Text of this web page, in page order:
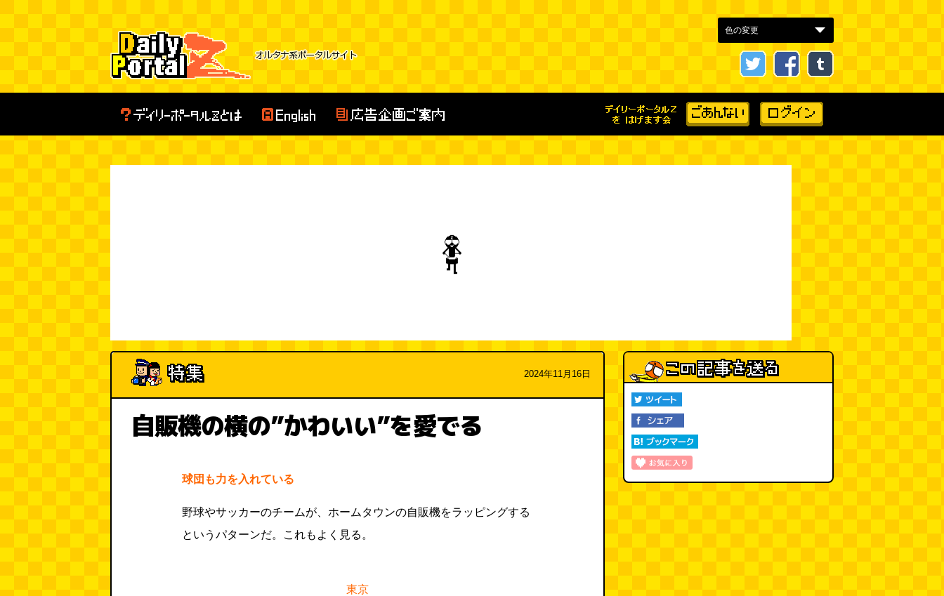
2024年11月16日
自販機の横の”かわいい”を愛でる
球団も力を入れている
野球やサッカーのチームが、ホームタウンの自販機をラッピングする
というパターンだ。これもよく見る。
東京